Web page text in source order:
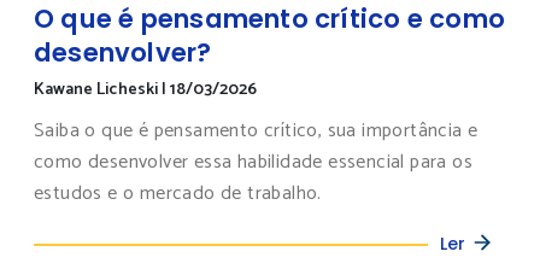
O que é pensamento crítico e como
desenvolver?
Kawane Licheski|18/03/2026
Saiba o que é pensamento crítico, sua importância e
como desenvolver essa habilidade essencial para os
estudos e o mercado de trabalho.
Ler